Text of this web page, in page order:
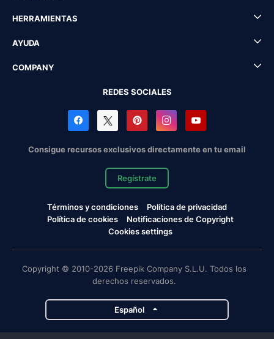
HERRAMIENTAS
AYUDA
COMPANY
REDES SOCIALES
Consigue recursos exclusivos directamente en tu email
Regístrate
Términos y condiciones
Política de privacidad
Política de cookies
Notificaciones de Copyright
Cookies settings
Copyright © 2010-2026 Freepik Company S.L.U. Todos los
derechos reservados.
Español